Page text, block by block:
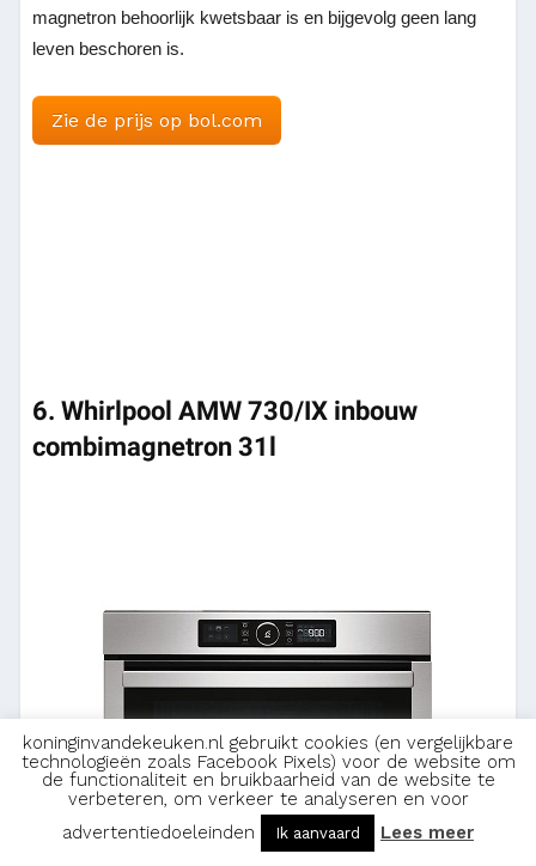
magnetron behoorlijk kwetsbaar is en bijgevolg geen lang
leven beschoren is.
Zie de prijs op bol.com
6. Whirlpool AMW 730/IX inbouw
combimagnetron 31l
koninginvandekeuken.nl gebruikt cookies (en vergelijkbare
technologieën zoals Facebook Pixels) voor de website om
de functionaliteit en bruikbaarheid van de website te
verbeteren, om verkeer te analyseren en voor
advertentiedoeleinden
Ik aanvaard Lees meer